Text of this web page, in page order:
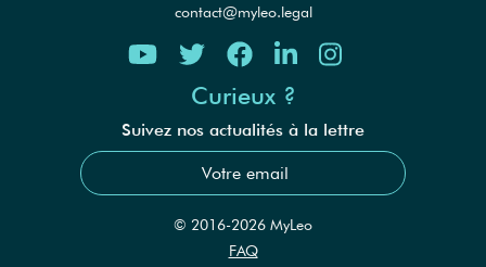
© 2016-2026 MyLeo
contact@myleo.legal
Curieux ?
Suivez nos actualités à la lettre
FAQ